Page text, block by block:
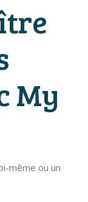
My
même ou un